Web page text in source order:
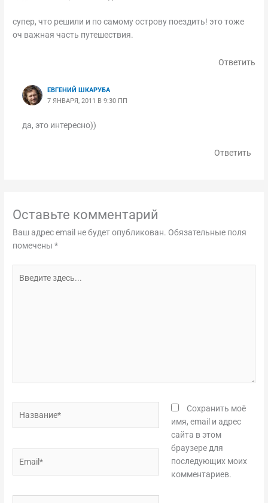
супер, что решили и по самому острову поездить! это тоже
оч важная часть путешествия.
Ответить
ЕВГЕНИЙ ШКАРУБА
7 ЯНВАРЯ, 2011 В 9:30 ПП
да, это интересно))
Ответить
Оставьте комментарий
Ваш адрес email не будет опубликован. Обязательные поля
помечены*
здесь...
Сохранить моё
имя, email и адрес
сайта в этом
браузере для
последующих моих
комментариев.